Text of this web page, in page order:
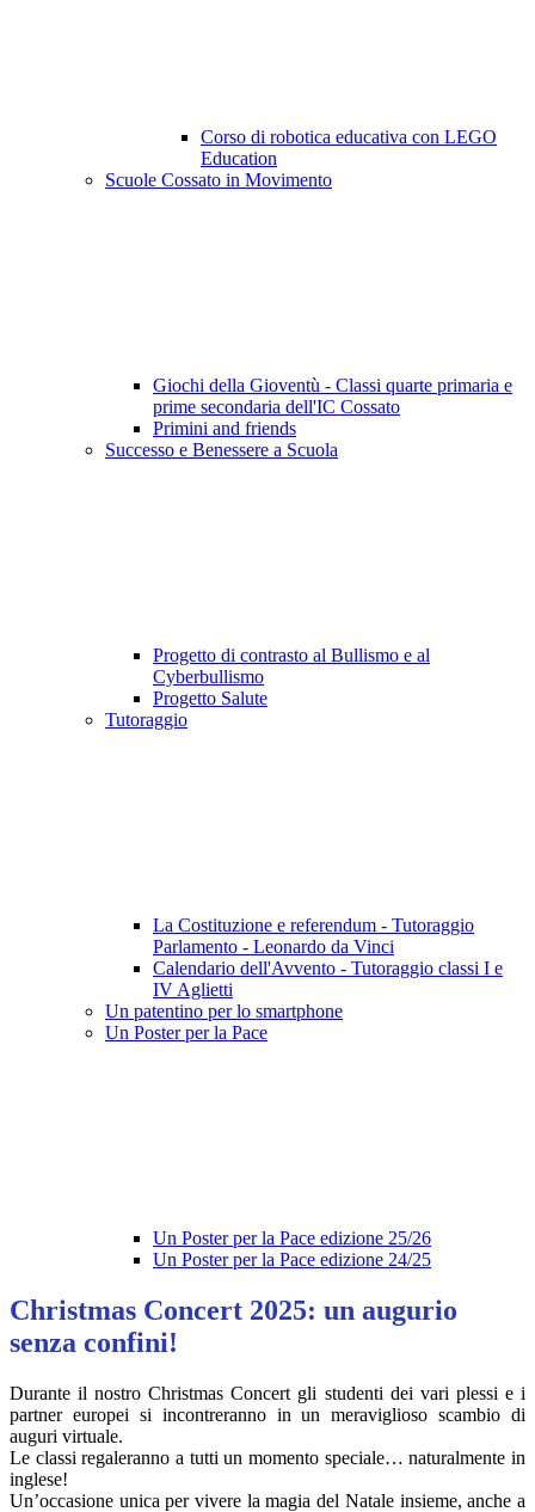
Corso di robotica educativa con LEGO
Education
Scuole Cossato in Movimento
Giochi della Gioventù - Classi quarte primaria e
prime secondaria dell'IC Cossato
Primini and friends
Successo e Benessere a Scuola
Progetto di contrasto al Bullismo e al
Cyberbullismo
Progetto Salute
Tutoraggio
La Costituzione e referendum - Tutoraggio
Parlamento - Leonardo da Vinci
Calendario dell'Avvento - Tutoraggio classi I e
IV Aglietti
Un patentino per lo smartphone
Un Poster per la Pace
Un Poster per la Pace edizione 25/26
Un Poster per la Pace edizione 24/25
Christmas Concert 2025: un augurio
senza confini!
Durante il nostro Christmas Concert gli studenti dei vari plessi e i
partner europei si incontreranno in un meraviglioso scambio di
auguri virtuale.
Le classi regaleranno a tutti un momento speciale… naturalmente in
inglese!
Un’occasione unica per vivere la magia del Natale insieme, anche a